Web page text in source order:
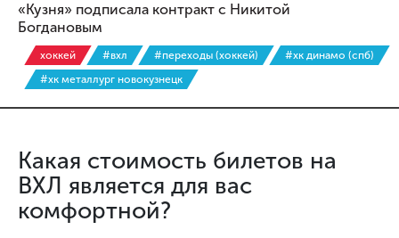
«Кузня» подписала контракт с Никитой
Богдановым
хоккей #вхл #переходы (хоккей)
#хк динамо (спб)
#хк металлург новокузнецк
Какая стоимость билетов на
ВХЛ является для вас
комфортной?